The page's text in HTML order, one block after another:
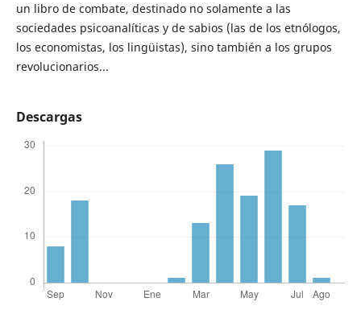
un libro de combate, destinado no solamente a las
sociedades psicoanalíticas y de sabios (las de los etnólogos,
los economistas, los lingüistas), sino también a los grupos
revolucionarios...
Descargas